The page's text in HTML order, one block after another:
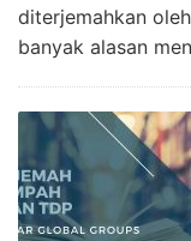
diterjemahkan
banyak alasan